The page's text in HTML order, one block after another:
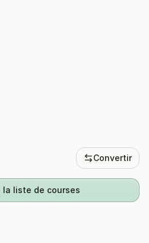
Convertir
la liste de courses